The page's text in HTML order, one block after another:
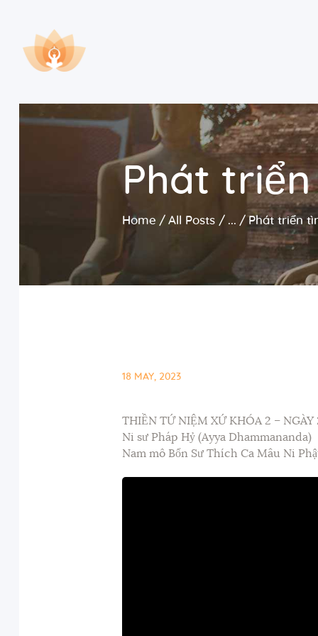
Phát
Home All Posts ... Phát triển
18 MAY, 2023
THIỀN TỨ NIỆM XỨ KHÓA 2 – NGÀY
Ni sư Pháp Hỷ (Ayya Dhammananda)
Nam mô Bổn Sư Thích Ca Mâu Ni